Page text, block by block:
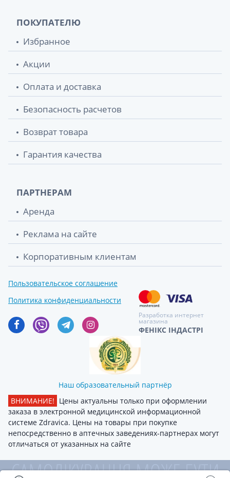
ПОКУПАТЕЛЮ
Избранное
Акции
Оплата и доставка
Безопасность расчетов
Возврат товара
Гарантия качества
ПАРТНЕРАМ
Аренда
Реклама на сайте
Корпоративным клиентам
Пользовательское соглашение
Политика конфиденциальности
Разработка интернет
магазина
ФЕНІКС ІНДАСТРІ
Наш образовательный партнёр
ВНИМАНИЕ! Цены актуальны только при оформлении
заказа в электронной медицинской информационной
системе Zdravica. Цены на товары при покупке
непосредственно в аптечных заведениях-партнерах могут
отличаться от указанных на сайте